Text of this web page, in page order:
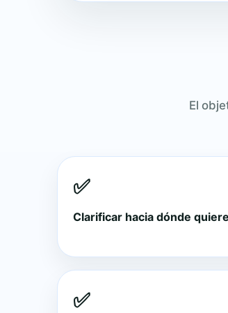
El
✅
Clarificar hacia dónde
✅